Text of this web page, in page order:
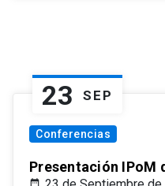
23 SEP
Conferencias
Presentación IPoM